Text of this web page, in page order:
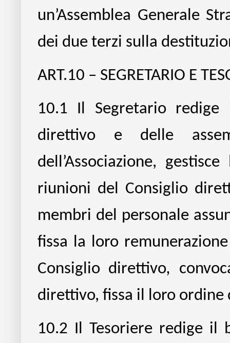
un’Assemblea Generale
dei due terzi sulla
ART.10 – SEGRETARIO E
10.1
Il Segretario
direttivo e delle
dell’Associazione,
riunioni del Consiglio
membri del personale
fissa la loro
Consiglio direttivo,
direttivo, fissa il loro ordine
10.2 Il Tesoriere redige il